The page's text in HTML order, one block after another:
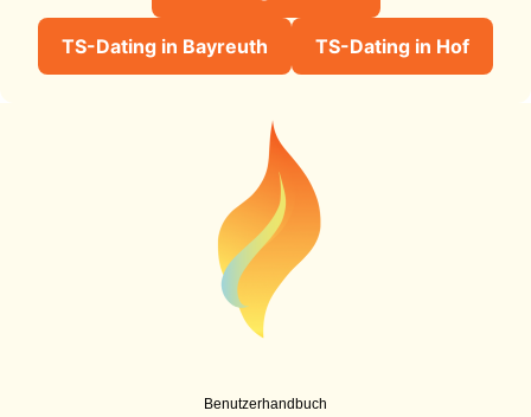
TS-Dating in Bayreuth TS-Dating in Hof
Benutzerhandbuch